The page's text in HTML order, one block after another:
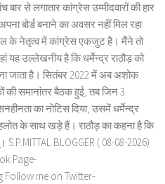
बार से लगातार कांग्रेस उम्मीदवारों की हार
बोर्ड बनाने का अवसर नहीं मिल रहा
के नेतृत्व में कांग्रेस एकजुट है। मैंने तो
यह उल्लेखनीय है कि धर्मेन्द्र राठौड़ को
जाता है। सितंबर 2022 में अब अशोक
की समानांतर बैठक हुई, तब जिन 3
का नोटिस दिया, उसमें धर्मेन्द्र
के साथ खड़े हैं। राठौड़ का कहना है कि
BLOGGER ( 08-08-2026)
Page-
me on Twitter-